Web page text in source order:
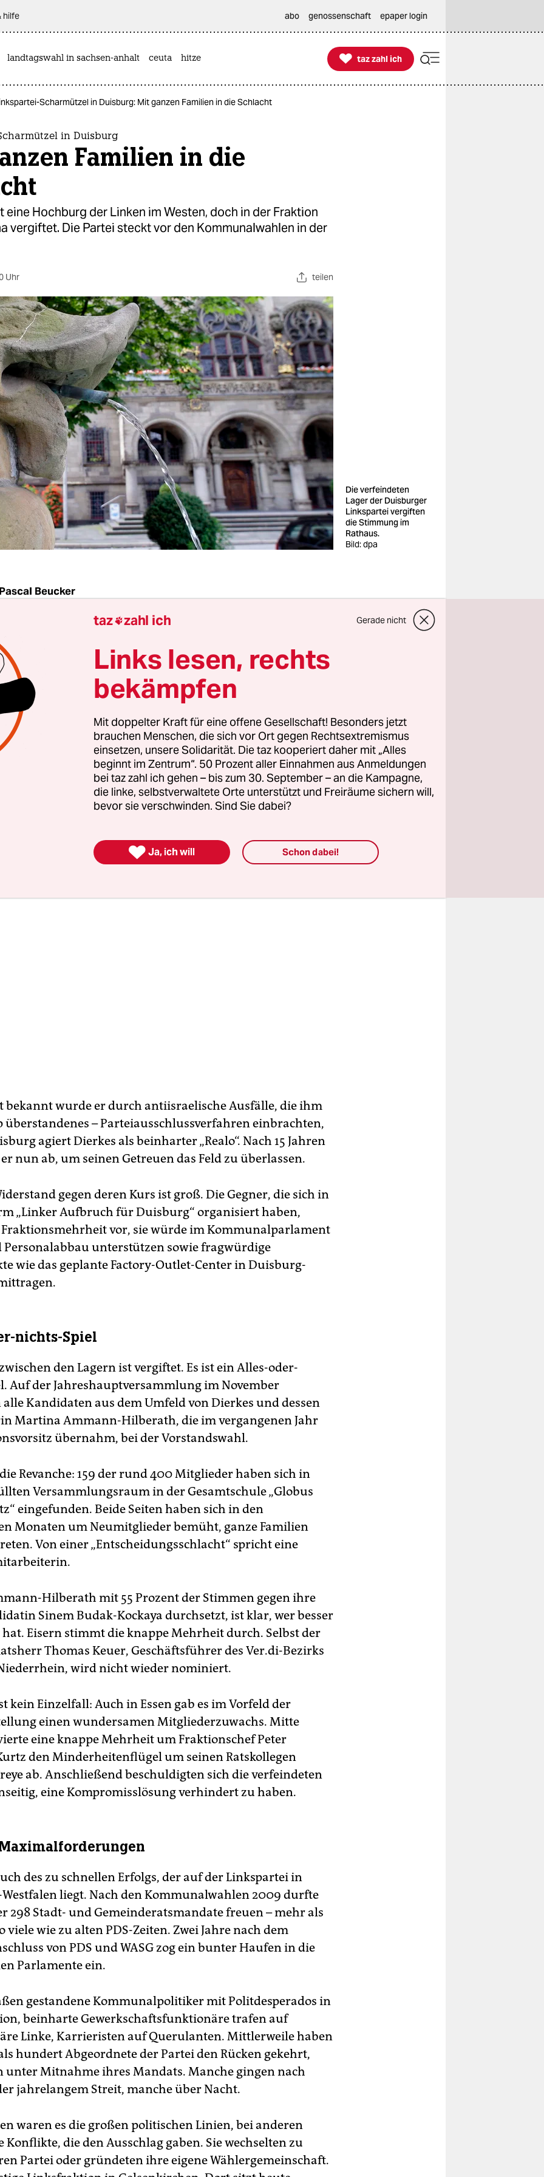
hilfe abo genossenschaft epaper login
landtagswahl in sachsen-anhalt ceuta hitze 
taz zahl ich
taz zahl ich
Scharmützel in Duisburg: Mit ganzen Familien in die Schlacht
in Duisburg
Familien in die
eine Hochburg der Linken im Westen, doch in der Fraktion
vergiftet. Die Partei steckt vor den Kommunalwahlen in der
Uhr teilen
Die verfeindeten
Lager der Duisburger
Linkspartei vergiften
die Stimmung im
Rathaus.
Bild: dpa
Pascal Beucker
der Duisburger Linkspartei am Samstag
jährige Vorruheständler noch angespannt. Doch das hat
gelegt. Alle aussichtsreichen Listenplätze für die
im Mai sind vergeben. Und zwar genauso, wie er sich
der Wahlkommission gewünscht hat.
eine Hochburg der Linkspartei im Westen. Schon zu
Zeiten gab’s bei den Stadtratswahlen mehr als 5 Prozent.
es ein rot-rot-grünes Bündnis in der hochverschuldeten
bekannt wurde er durch antiisraelische Ausfälle, die ihm
überstandenes – Parteiausschlussverfahren einbrachten,
agiert Dierkes als beinharter „Realo“. Nach 15 Jahren
nun ab, um seinen Getreuen das Feld zu überlassen.
gegen deren Kurs ist groß. Die Gegner, die sich in
„Linker Aufbruch für Duisburg“ organisiert haben,
vor, sie würde im Kommunalparlament
Personalabbau unterstützen sowie fragwürdige
wie das geplante Factory-Outlet-Center in Duisburg-
nichts-Spiel
den Lagern ist vergiftet. Es ist ein Alles-oder-
Auf der Jahreshauptversammlung im November
Kandidaten aus dem Umfeld von Dierkes und dessen
Martina Ammann-Hilberath, die im vergangenen Jahr
übernahm, bei der Vorstandswahl.
Revanche: 159 der rund 400 Mitglieder haben sich in
Versammlungsraum in der Gesamtschule „Globus
eingefunden. Beide Seiten haben sich in den
Monaten um Neumitglieder bemüht, ganze Familien
Von einer „Entscheidungsschlacht“ spricht eine
Hilberath mit 55 Prozent der Stimmen gegen ihre
Sinem Budak-Kockaya durchsetzt, ist klar, wer besser
Eisern stimmt die knappe Mehrheit durch. Selbst der
Thomas Keuer, Geschäftsführer des Ver.di-Bezirks
wird nicht wieder nominiert.
kein Einzelfall: Auch in Essen gab es im Vorfeld der
einen wundersamen Mitgliederzuwachs. Mitte
eine knappe Mehrheit um Fraktionschef Peter
den Minderheitenflügel um seinen Ratskollegen
ab. Anschließend beschuldigten sich die verfeindeten
eine Kompromisslösung verhindert zu haben.
des zu schnellen Erfolgs, der auf der Linkspartei in
liegt. Nach den Kommunalwahlen 2009 durfte
298 Stadt- und Gemeinderatsmandate freuen – mehr als
viele wie zu alten PDS-Zeiten. Zwei Jahre nach dem
von PDS und WASG zog ein bunter Haufen in die
Parlamente ein.
gestandene Kommunalpolitiker mit Politdesperados in
beinharte Gewerkschaftsfunktionäre trafen auf
Linke, Karrieristen auf Querulanten. Mittlerweile haben
hundert Abgeordnete der Partei den Rücken gekehrt,
unter Mitnahme ihres Mandats. Manche gingen nach
jahrelangem Streit, manche über Nacht.
waren es die großen politischen Linien, bei anderen
Konflikte, die den Ausschlag gaben. Sie wechselten zu
Partei oder gründeten ihre eigene Wählergemeinschaft.
taz zahl ich Gerade nicht
Links lesen, rechts
bekämpfen
Mit doppelter Kraft für eine offene Gesellschaft! Besonders jetzt
brauchen Menschen, die sich vor Ort gegen Rechtsextremismus
einsetzen, unsere Solidarität. Die taz kooperiert daher mit „Alles
beginnt im Zentrum“. 50 Prozent aller Einnahmen aus Anmeldungen
bei taz zahl ich gehen – bis zum 30. September – an die Kampagne,
die linke, selbstverwaltete Orte unterstützt und Freiräume sichern will,
bevor sie verschwinden. Sind Sie dabei?
 Ja, ich will Schon dabei!